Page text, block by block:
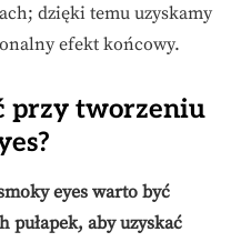
dzięki temu uzyskamy
efekt końcowy.
przy tworzeniu
eyes warto być
aby uzyskać